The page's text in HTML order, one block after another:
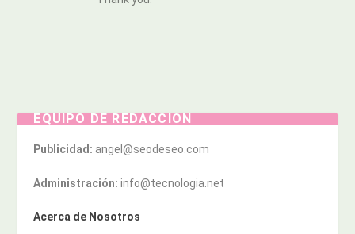
EQUIPO DE REDACCIÓN
Publicidad: angel@seodeseo.com
Administración: info@tecnologia.net
Acerca de Nosotros